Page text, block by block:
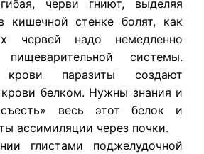
черви гниют, выделяя
стенке болят, как
червей надо немедленно
системы.
паразиты создают
белком. Нужны знания и
весь этот белок и
ассимиляции через почки.
глистами поджелудочной